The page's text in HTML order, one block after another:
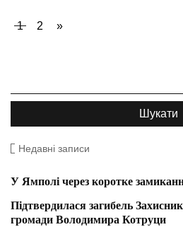
1 2 »
Недавні записи
У Ямполі через коротке
Підтвердилася загибель
громади Володимира Котруци